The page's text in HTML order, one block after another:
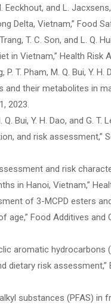
Eeckhout, and L.
Delta, Vietnam,” Food
Trang, T. C. Son, and L.
in Vietnam,” Health Risk
P. T. Pham, M. Q. Bui, Y.
their metabolites in
2023.
Q. Bui, Y. H. Dao, and G.
and risk assessment,”
and risk
in Hanoi, Vietnam,”
of 3-MCPD esters
Food Additives and
aromatic
dietary risk
substances (PFAS)